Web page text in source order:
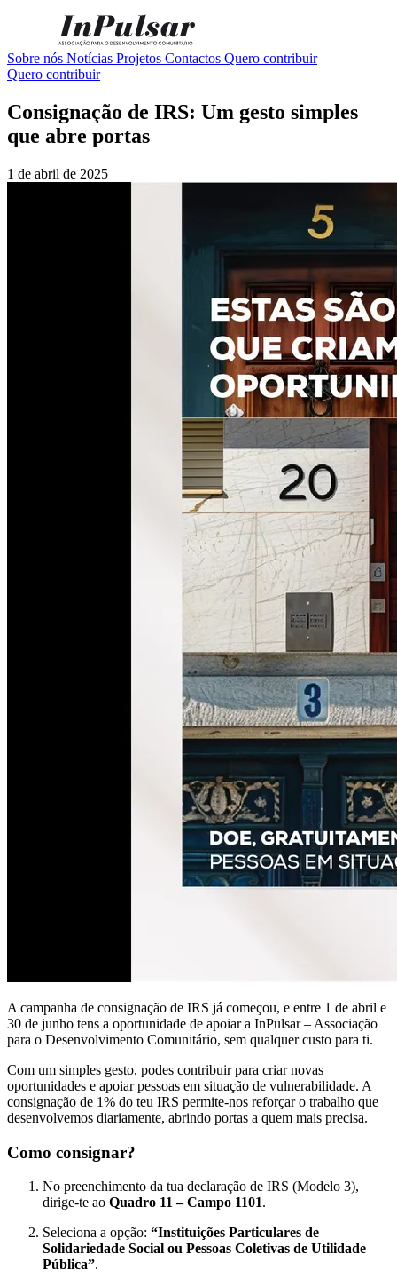
Sobre nós Notícias Projetos Contactos Quero contribuir
Quero contribuir
Consignação de IRS: Um gesto simples
que abre portas
1 de abril de 2025
A campanha de consignação de IRS já começou, e entre 1 de abril e
30 de junho tens a oportunidade de apoiar a InPulsar – Associação
para o Desenvolvimento Comunitário, sem qualquer custo para ti.
Com um simples gesto, podes contribuir para criar novas
oportunidades e apoiar pessoas em situação de vulnerabilidade. A
consignação de 1% do teu IRS permite-nos reforçar o trabalho que
desenvolvemos diariamente, abrindo portas a quem mais precisa.
Como consignar?
No preenchimento da tua declaração de IRS (Modelo 3),
dirige-te ao Quadro 11 – Campo 1101.
Seleciona a opção: “Instituições Particulares de
Solidariedade Social ou Pessoas Coletivas de Utilidade
Pública”.